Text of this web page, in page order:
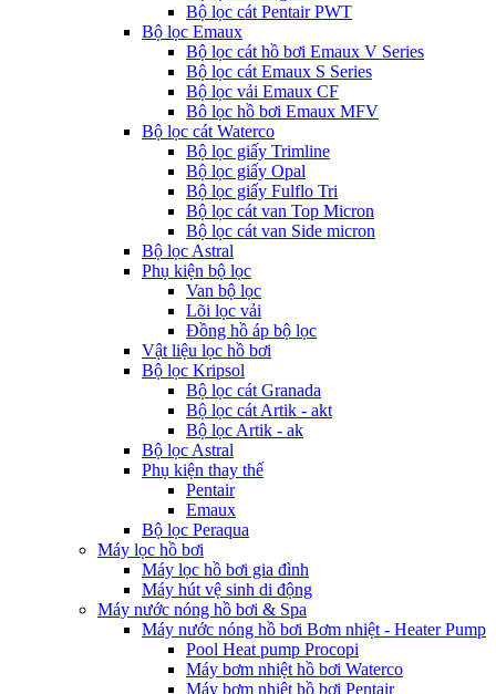
Bộ lọc cát Pentair PWT
Bộ lọc Emaux
Bộ lọc cát hồ bơi Emaux V Series
Bộ lọc cát Emaux S Series
Bộ lọc vải Emaux CF
Bô lọc hồ bơi Emaux MFV
Bộ lọc cát Waterco
Bộ lọc giấy Trimline
Bộ lọc giấy Opal
Bộ lọc giấy Fulflo Tri
Bộ lọc cát van Top Micron
Bộ lọc cát van Side micron
Bộ lọc Astral
Phụ kiện bộ lọc
Van bộ lọc
Lõi lọc vải
Đồng hồ áp bộ lọc
Vật liệu lọc hồ bơi
Bộ lọc Kripsol
Bộ lọc cát Granada
Bộ lọc cát Artik - akt
Bộ lọc Artik - ak
Bộ lọc Astral
Phụ kiện thay thế
Pentair
Emaux
Bộ lọc Peraqua
Máy lọc hồ bơi
Máy lọc hồ bơi gia đình
Máy hút vệ sinh di động
Máy nước nóng hồ bơi & Spa
Máy nước nóng hồ bơi Bơm nhiệt - Heater Pump
Pool Heat pump Procopi
Máy bơm nhiệt hồ bơi Waterco
Máy bơm nhiệt hồ bơi Pentair